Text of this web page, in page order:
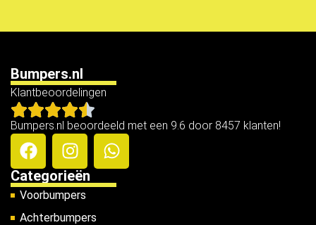
Bumpers.nl
Klantbeoordelingen
Bumpers.nl beoordeeld met een 9.6 door 8457 klanten!
Categorieën
Voorbumpers
Achterbumpers